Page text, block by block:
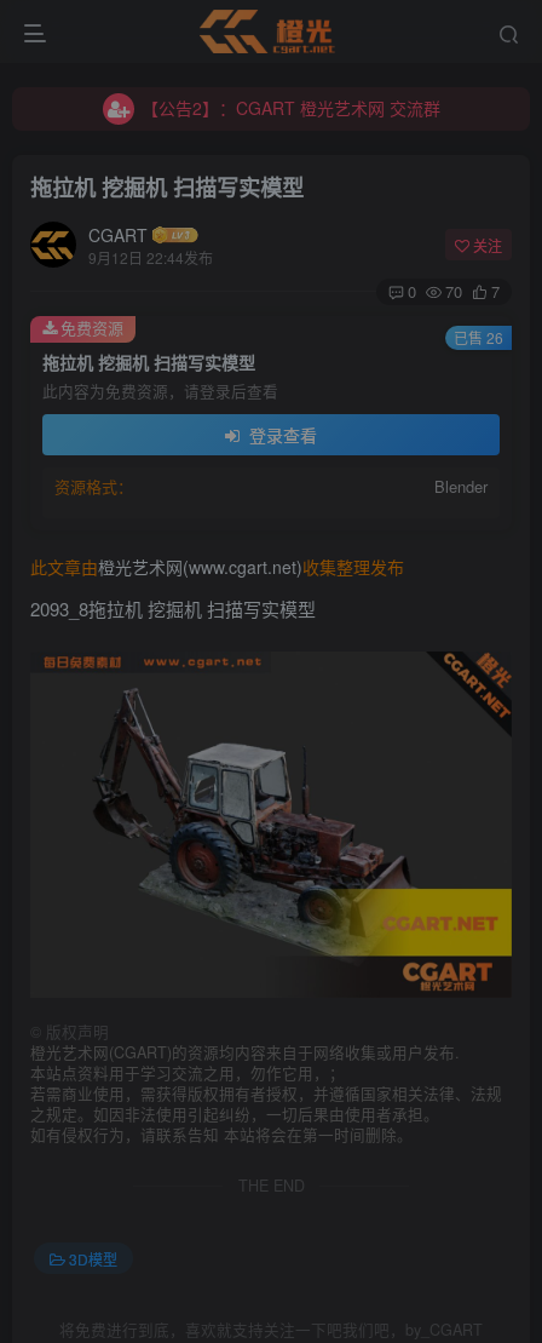
【公告2】：CGART 橙光艺术网 交流群
【公告2】：CGART 橙光艺术网 交流群
拖拉机 挖掘机 扫描写实模型
CGART
9月12日 22:44发布
关注
0 70 7
拖拉机 挖掘机 扫描写实模型
此内容为免费资源，请登录后查看
登录查看
资源格式： Blender
免费资源 已售 26
此文章由橙光艺术网(www.cgart.net)收集整理发布
2093_8拖拉机 挖掘机 扫描写实模型
版权声明
橙光艺术网(CGART)的资源均内容来自于网络收集或用户发布.
本站点资料用于学习交流之用，勿作它用，；
若需商业使用，需获得版权拥有者授权，并遵循国家相关法律、法规
之规定。如因非法使用引起纠纷，一切后果由使用者承担。
如有侵权行为，请联系告知 本站将会在第一时间删除。
THE END
3D模型
将免费进行到底，喜欢就支持关注一下吧我们吧，by_CGART
登录
没有账号？立即注册
记住登录 找回密码
QQ登录